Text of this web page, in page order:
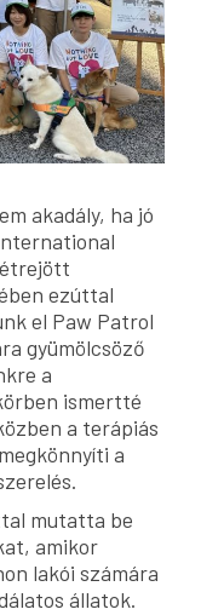
akadály, ha jó
ezúttal
el Paw Patrol
gyümölcsöző
a
ismertté
a terápiás
a
mutatta be
amikor
lakói számára
állatok.